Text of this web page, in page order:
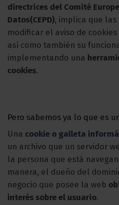
directrices del Comité
Datos(CEPD), implica que
modificar el aviso de
así como también su
implementando una
cookies.
Pero sabemos ya lo que es
Una cookie o galleta
un archivo que un servidor
la persona que está
manera, el dueño del
negocio que posee la web
interés sobre el usuario.